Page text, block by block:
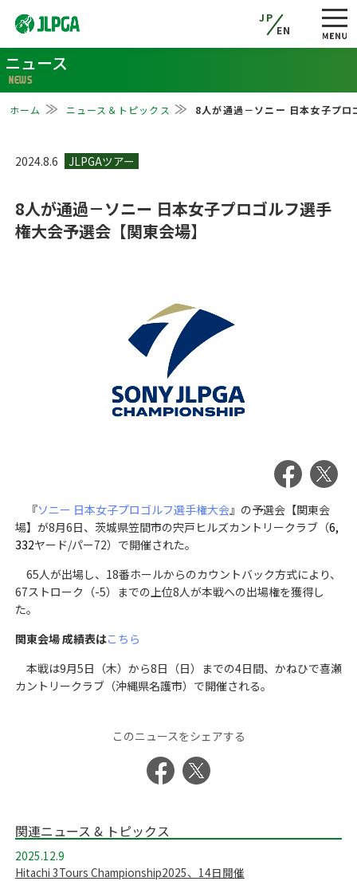
JP
EN
ニュース
NEWS
ホーム ニュース＆トピックス 8人が通過－ソニー 日本女子プ
2024.8.6
8人が通過－ソニー 日本女子プロゴルフ選手
権大会予選会【関東会場】
『ソニー 日本女子プロゴルフ選手権大会』の予選会【関東会
場】が8月6日、 茨城県笠間市の宍戸ヒルズカントリークラブ（6,
332ヤード/パー72）で開催された。
65人が出場し、18番ホールからのカウントバック方式により、
67ストローク（-5）までの上位8人が本戦への出場権を獲得し
た。
関東会場 成績表はこちら
本戦は9月5日（木）から8日（日）までの4日間、かねひで喜瀬
カントリークラブ（沖縄県名護市）で開催される。
このニュースをシェアする
関連ニュース & トピックス
2025.12.9
Hitachi 3Tours Championship2025、14日開催